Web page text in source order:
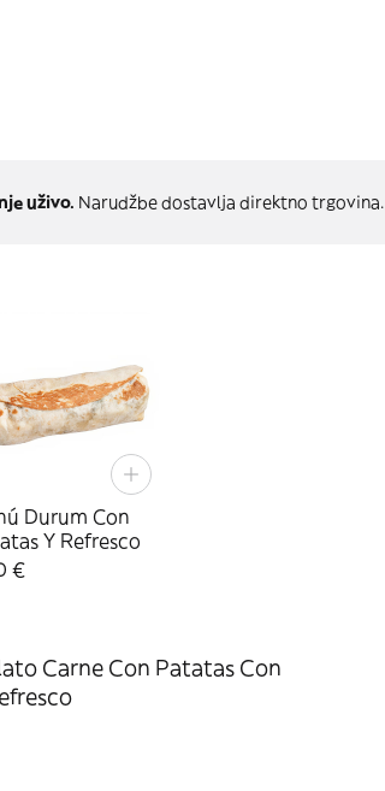
uživo. Narudžbe dostavlja direktno trgovina.
Durum Con
Y Refresco
€
Carne Con Patatas Con